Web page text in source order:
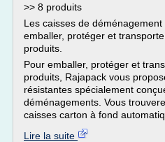
>> 8 produits
Les caisses de
emballer, protéger et
produits.
Pour emballer, protéger et
produits, Rajapack vous
résistantes spécialement
déménagements. Vous
caisses carton à fond
Lire la suite